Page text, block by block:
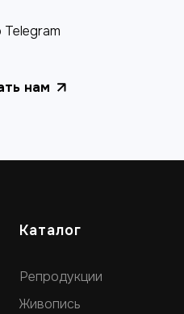
Telegram
нам
Каталог
Репродукции
Живопись